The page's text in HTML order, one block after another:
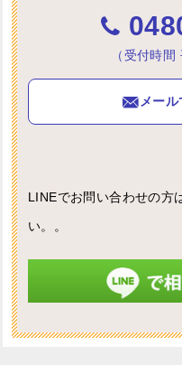
（受付時
メー
LINEでお問い合わせの方
い。。